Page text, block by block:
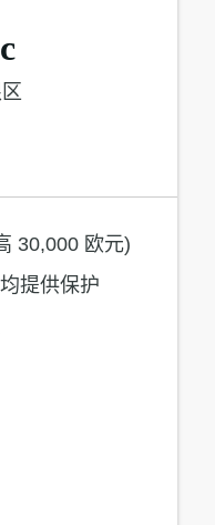
30,000 欧元)
提供保护